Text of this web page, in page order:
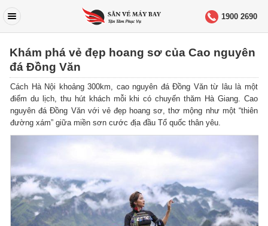
1900 2690
Khám phá vẻ đẹp hoang sơ của Cao nguyên
đá Đồng Văn
Cách Hà Nội khoảng 300km, cao nguyên đá Đồng Văn từ lâu là một
điểm du lịch, thu hút khách mỗi khi có chuyến thăm Hà Giang. Cao
nguyên đá Đồng Văn với vẻ đẹp hoang sơ, thơ mộng như một “thiên
đường xám” giữa miền sơn cước địa đầu Tổ quốc thân yêu.